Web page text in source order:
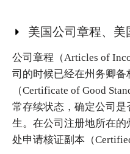
美国公司章程、
公司章程（Articles of
司的时候已经在州务卿备
（Certificate of Good
常存续状态，确定公司
生。在公司注册地所在的
处申请核证副本（